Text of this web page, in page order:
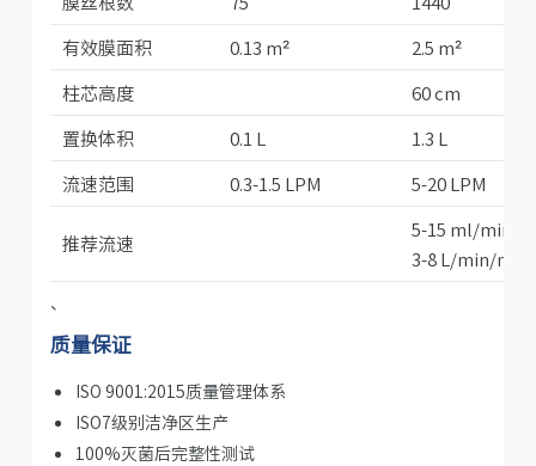
有效膜面积
0.13 m²
2.5 m²
柱芯高度
60 cm
置换体积
0.1 L
1.3 L
流速范围
0.3-1.5 LPM 5-20 LPM
推荐流速
5-15 ml/min/
3-8 L/min/m²
、
质量保证
ISO 9001:2015质量管理体系
ISO7级别洁净区生产
100%灭菌后完整性测试